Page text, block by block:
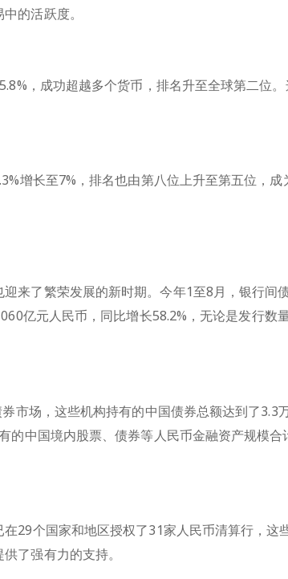
的活跃度。
，成功超越多个货币，排名升至全球第二位
增长至7%，排名也由第八位上升至第五位，成
来了繁荣发展的新时期。今年1至8月，银行间
亿元人民币，同比增长58.2%，无论是发行数
市场，这些机构持有的中国债券总额达到了3.3
的中国境内股票、债券等人民币金融资产规模合
29个国家和地区授权了31家人民币清算行，这
了强有力的支持。